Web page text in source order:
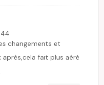
changements et
après,cela fait plus aéré